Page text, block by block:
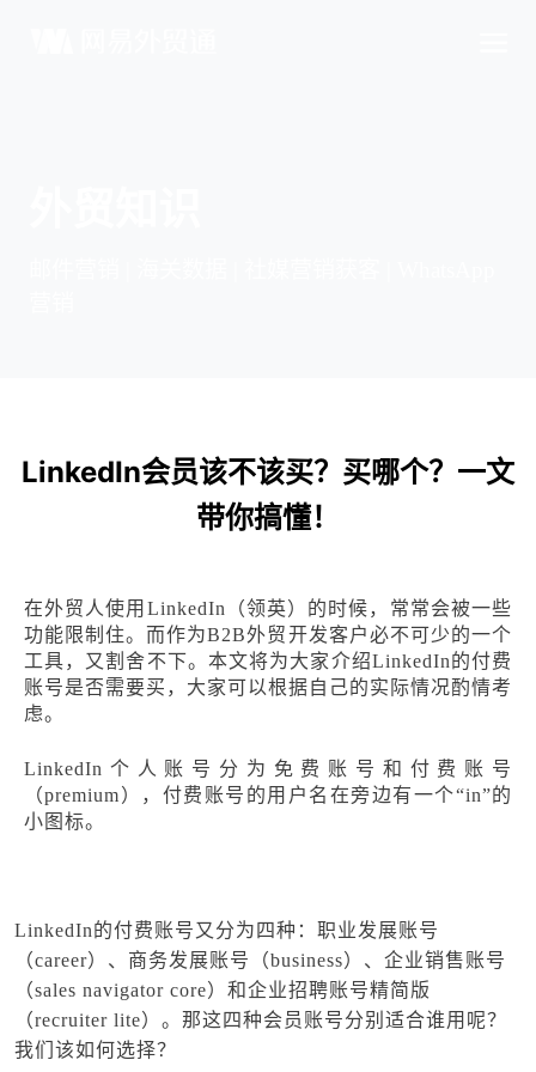
LinkedIn会员该不该买？买哪个？一文
带你搞懂！
在外贸人使用LinkedIn（领英）的时候，常常会被一些
功能限制住。而作为B2B外贸开发客户必不可少的一个
工具，又割舍不下。本文将为大家介绍LinkedIn的付费
账号是否需要买，大家可以根据自己的实际情况酌情考
虑。
LinkedIn个人账号分为免费账号和付费账号
（premium），付费账号的用户名在旁边有一个“in”的
小图标。
LinkedIn的付费账号又分为四种：职业发展账号
（career）、商务发展账号（business）、企业销售账号
（sales navigator core）和企业招聘账号精简版
（recruiter lite）。那这四种会员账号分别适合谁用呢？
我们该如何选择？